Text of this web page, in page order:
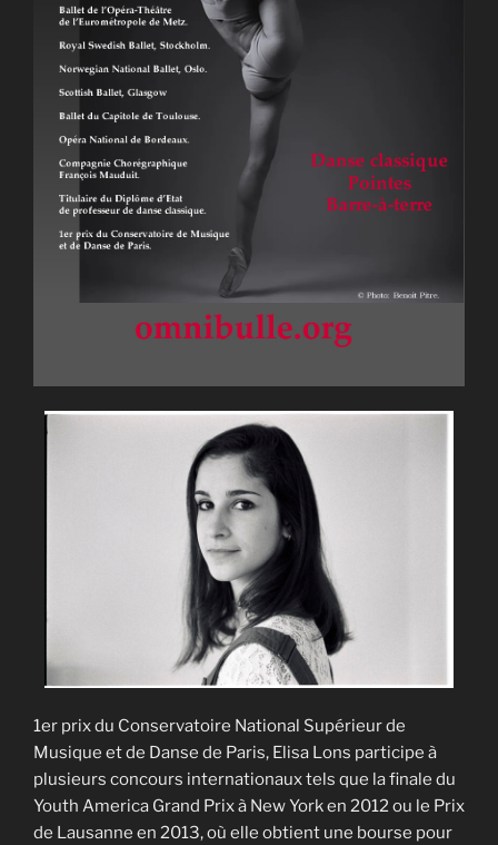
1er prix du Conservatoire National Supérieur de
Musique et de Danse de Paris, Elisa Lons participe à
plusieurs concours internationaux tels que la finale du
Youth America Grand Prix à New York en 2012 ou le Prix
de Lausanne en 2013, où elle obtient une bourse pour